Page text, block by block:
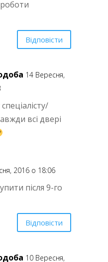
Відповісти
14 Вересня,
всі двері
2016 о 18:06
після 9-го
Відповісти
10 Вересня,